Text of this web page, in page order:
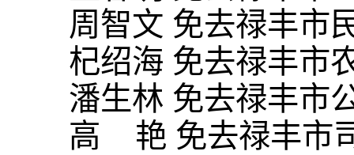
周智文 免去禄丰市
杞绍海 免去禄丰市
潘生林 免去禄丰市
高 艳 免去禄丰市